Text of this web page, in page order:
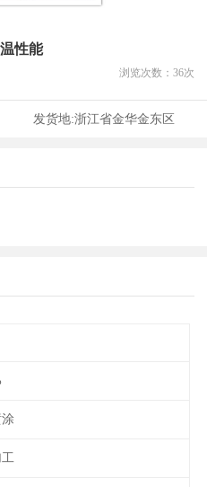
性能
浏览次数： 36次
发货地:浙江省金华金东区